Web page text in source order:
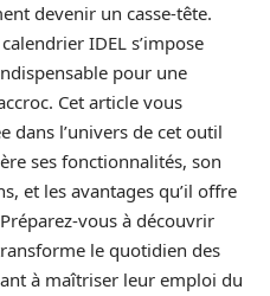
devenir un casse-tête.
IDEL s’impose
pour une
Cet article vous
dans l’univers de cet outil
ses fonctionnalités, son
et les avantages qu’il offre
vous à découvrir
le quotidien des
à maîtriser leur emploi du